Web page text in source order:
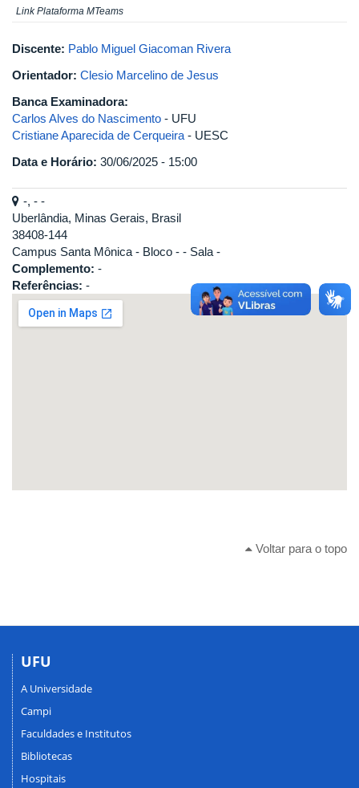
Link Plataforma MTeams
Discente: Pablo Miguel Giacoman Rivera
Orientador: Clesio Marcelino de Jesus
Banca Examinadora:
Carlos Alves do Nascimento - UFU
Cristiane Aparecida de Cerqueira - UESC
Data e Horário: 30/06/2025 - 15:00
-, - -
Uberlândia, Minas Gerais, Brasil
38408-144
Campus Santa Mônica - Bloco - - Sala -
Complemento: -
Referências: -
Voltar para o topo
UFU
A Universidade
Campi
Faculdades e Institutos
Bibliotecas
Hospitais